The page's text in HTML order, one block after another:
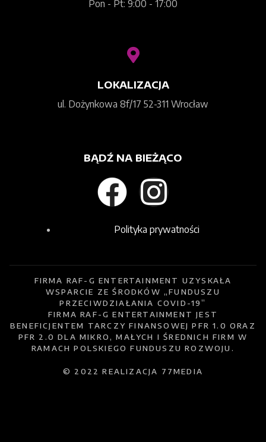
Pon - Pt: 9:00 - 17:00
LOKALIZACJA
ul. Dożynkowa 8f/17 52-311 Wrocław
BĄDŹ NA BIEŻĄCO
Polityka prywatności
FIRMA RAF-G ENTERTAINMENT UZYSKAŁA
WSPARCIE ZE ŚRODKÓW „FUNDUSZU
PRZECIWDZIAŁANIA COVID-19”
FIRMA RAF-G ENTERTAINMENT JEST
BENEFICJENTEM TARCZY FINANSOWEJ PFR 1.0 ORAZ
PFR 2.0 DLA MIKRO, MAŁYCH I ŚREDNICH FIRM W
RAMACH POLSKIEGO FUNDUSZU ROZWOJU.
© 2022 REALIZACJA 77MEDIA